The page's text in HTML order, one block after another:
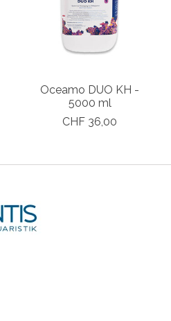
Oceamo DUO KH -
5000 ml
CHF 36,00